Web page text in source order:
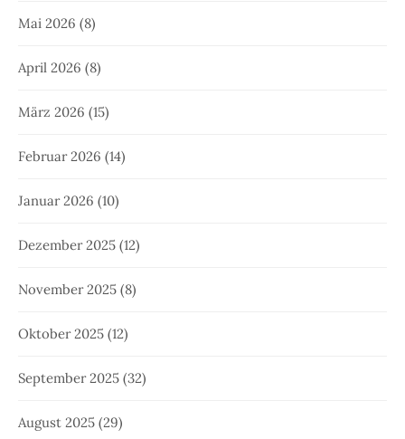
Mai 2026 (8)
April 2026 (8)
März 2026 (15)
Februar 2026 (14)
Januar 2026 (10)
Dezember 2025 (12)
November 2025 (8)
Oktober 2025 (12)
September 2025 (32)
August 2025 (29)